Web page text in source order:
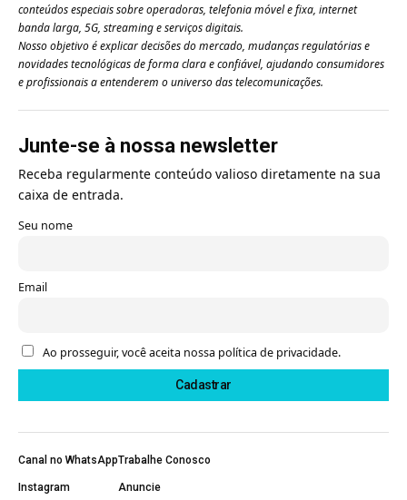
conteúdos especiais sobre operadoras, telefonia móvel e fixa, internet
banda larga, 5G, streaming e serviços digitais.
Nosso objetivo é explicar decisões do mercado, mudanças regulatórias e
novidades tecnológicas de forma clara e confiável, ajudando consumidores
e profissionais a entenderem o universo das telecomunicações.
Junte-se à nossa newsletter
Receba regularmente conteúdo valioso diretamente na sua
caixa de entrada.
Seu nome
Email
Ao prosseguir, você aceita nossa política de privacidade.
Canal no WhatsApp
Instagram
Trabalhe Conosco
Anuncie